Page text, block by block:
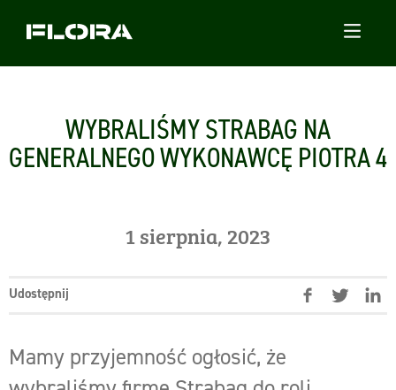
WYBRALIŚMY STRABAG NA
GENERALNEGO WYKONAWCĘ PIOTRA 4
1 sierpnia, 2023
Udostępnij
Mamy przyjemność ogłosić, że